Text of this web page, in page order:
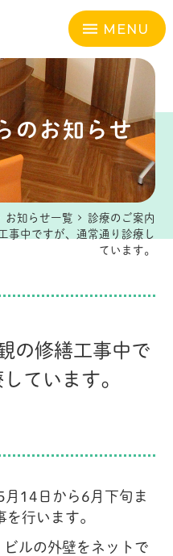
MENU
のお知らせ
お知らせ一覧
診療のご案内
事中ですが、通常通り診療し
ています。
の修繕工事中で
ています。
月14日から6月下旬ま
行います。
ルの外壁をネットで